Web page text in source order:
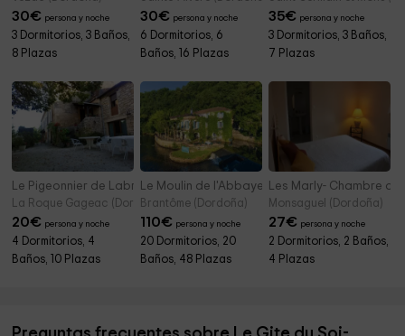
30€ persona y noche
3 Dormitorios, 3 Baños,
8 Plazas
30€ persona y noche
6 Dormitorios, 6
Baños, 16 Plazas
35€ persona y noche
3 Dormitorios, 3 Baños,
7 Plazas
Le Pigeonnier de Labrot
La Roque Gageac (Dordoña)
20€ persona y noche
4 Dormitorios, 4
Baños, 10 Plazas
Le Moulin de l'Abbaye
Brantôme (Dordoña)
110€ persona y noche
20 Dormitorios, 20
Baños, 48 Plazas
Les Marly- Chambre
Monsaguel (Dordoña)
27€ persona y noche
2 Dormitorios, 2 Baños,
4 Plazas